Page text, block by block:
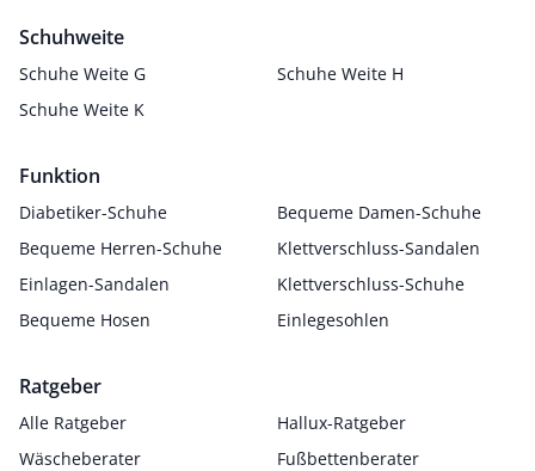
Schuhweite
Schuhe Weite G
Schuhe Weite H
Schuhe Weite K
Funktion
Diabetiker-Schuhe
Bequeme Damen-Schuhe
Bequeme Herren-Schuhe
Klettverschluss-Sandalen
Einlagen-Sandalen
Klettverschluss-Schuhe
Bequeme Hosen
Einlegesohlen
Ratgeber
Alle Ratgeber
Hallux-Ratgeber
Wäscheberater
Fußbettenberater